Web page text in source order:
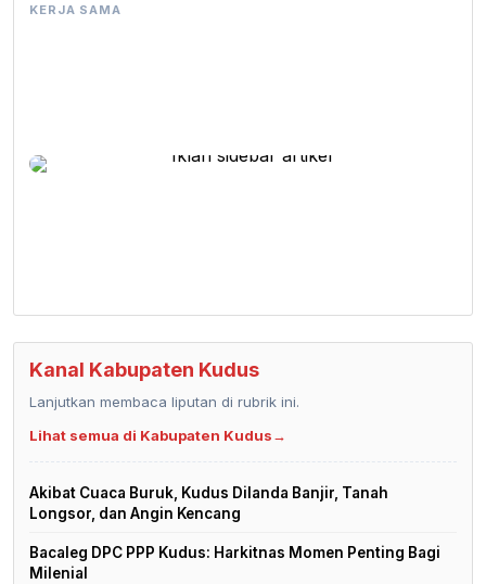
KERJA SAMA
Kanal Kabupaten Kudus
Lanjutkan membaca liputan di rubrik ini.
Lihat semua di Kabupaten Kudus→
Akibat Cuaca Buruk, Kudus Dilanda Banjir, Tanah
Longsor, dan Angin Kencang
Bacaleg DPC PPP Kudus: Harkitnas Momen Penting Bagi
Milenial